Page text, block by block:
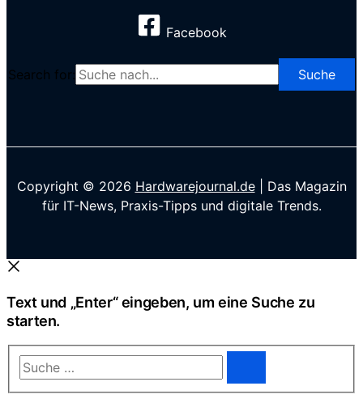
Facebook
Search for:
Copyright © 2026 Hardwarejournal.de| Das Magazin
für IT-News, Praxis-Tipps und digitale Trends.
Text und „Enter“ eingeben, um eine Suche zu
starten.
Suche
…